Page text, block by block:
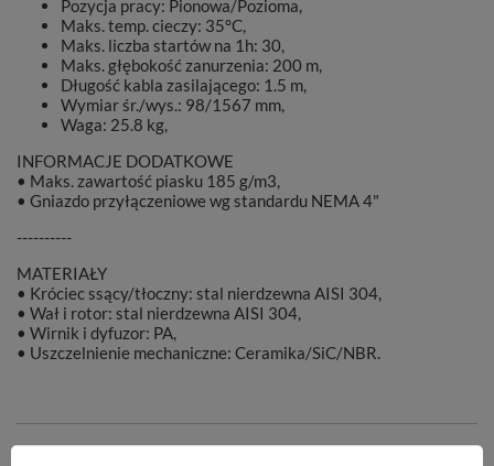
Pozycja pracy: Pionowa/Pozioma,
Maks. temp. cieczy: 35°C,
Maks. liczba startów na 1h: 30,
Maks. głębokość zanurzenia: 200 m,
Długość kabla zasilającego: 1.5 m,
Wymiar śr./wys.: 98/1567 mm,
Waga: 25.8 kg,
INFORMACJE DODATKOWE
• Maks. zawartość piasku 185 g/m3,
• Gniazdo przyłączeniowe wg standardu NEMA 4"
----------
MATERIAŁY
• Króciec ssący/tłoczny: stal nierdzewna AISI 304,
• Wał i rotor: stal nierdzewna AISI 304,
• Wirnik i dyfuzor: PA,
• Uszczelnienie mechaniczne: Ceramika/SiC/NBR.